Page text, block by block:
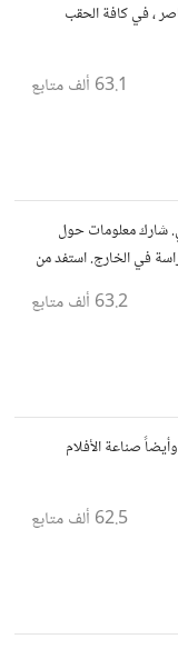
، في كافة الحقب
63.1 ألف متابع
شارك معلومات حول
في الخارج. استفد من
63.2 ألف متابع
صناعة الأفلام
62.5 ألف متابع